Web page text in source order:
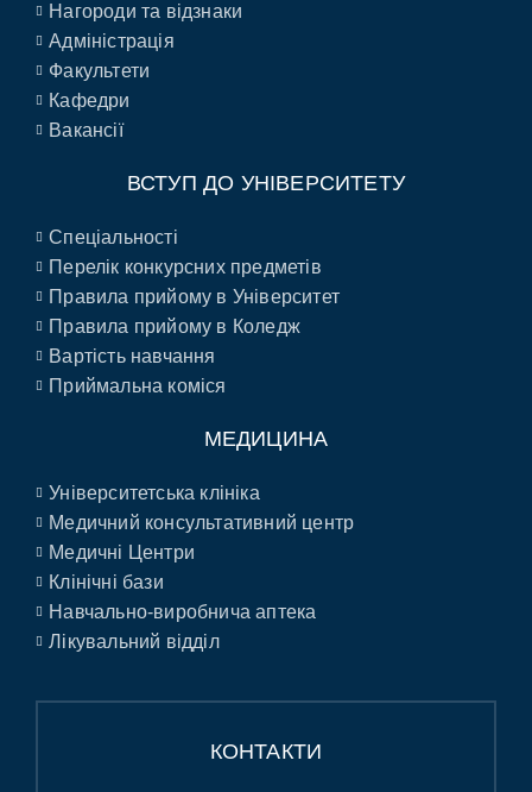
Нагороди та відзнаки
Адміністрація
Факультети
Кафедри
Вакансії
ВСТУП ДО УНІВЕРСИТЕТУ
Спеціальності
Перелік конкурсних предметів
Правила прийому в Університет
Правила прийому в Коледж
Вартість навчання
Приймальна коміся
МЕДИЦИНА
Університетська клініка
Медичний консультативний центр
Медичні Центри
Клінічні бази
Навчально-виробнича аптека
Лікувальний відділ
КОНТАКТИ